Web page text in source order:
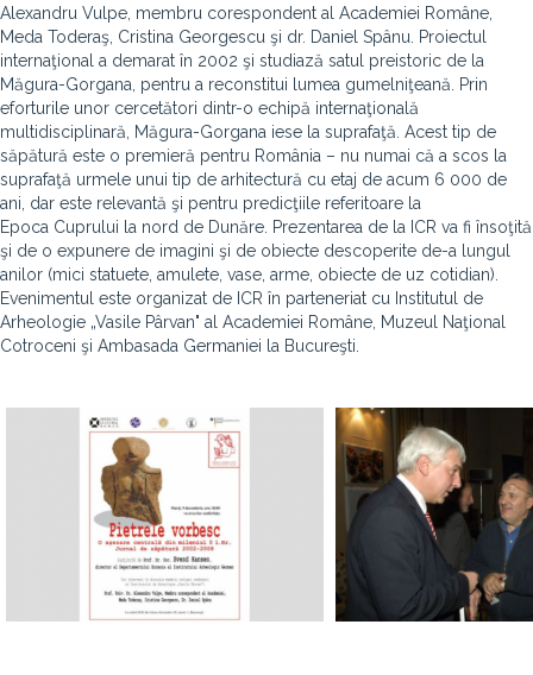
Alexandru Vulpe, membru corespondent al Academiei Române,
Meda Toderaş, Cristina Georgescu şi dr. Daniel Spânu. Proiectul
internaţional a demarat în 2002 şi studiază satul preistoric de la
Măgura-Gorgana, pentru a reconstitui lumea gumelniţeană. Prin
eforturile unor cercetători dintr-o echipă internaţională
multidisciplinară, Măgura-Gorgana iese la suprafaţă. Acest tip de
săpătură este o premieră pentru România – nu numai că a scos la
suprafaţă urmele unui tip de arhitectură cu etaj de acum 6 000 de
ani, dar este relevantă şi pentru predicţiile referitoare la
Epoca Cuprului la nord de Dunăre. Prezentarea de la ICR va fi însoţită
şi de o expunere de imagini şi de obiecte descoperite de-a lungul
anilor (mici statuete, amulete, vase, arme, obiecte de uz cotidian).
Evenimentul este organizat de ICR în parteneriat cu Institutul de
Arheologie „Vasile Pârvan" al Academiei Române, Muzeul Naţional
Cotroceni şi Ambasada Germaniei la Bucureşti.